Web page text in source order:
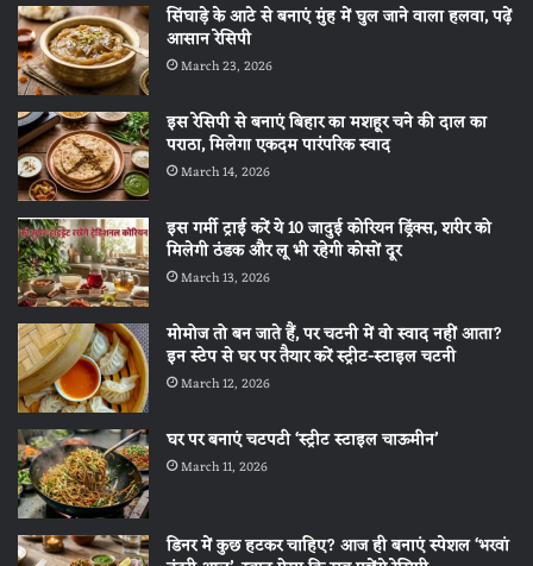
सिंघाड़े के आटे से बनाएं मुंह में घुल जाने वाला हलवा, पढ़ें
आसान रेसिपी
March 23, 2026
इस रेसिपी से बनाएं बिहार का मशहूर चने की दाल का
पराठा, मिलेगा एकदम पारंपरिक स्वाद
March 14, 2026
इस गर्मी ट्राई करें ये 10 जादुई कोरियन ड्रिंक्स, शरीर को
मिलेगी ठंडक और लू भी रहेगी कोसों दूर
March 13, 2026
मोमोज तो बन जाते हैं, पर चटनी में वो स्वाद नहीं आता?
इन स्टेप से घर पर तैयार करें स्ट्रीट-स्टाइल चटनी
March 12, 2026
घर पर बनाएं चटपटी ‘स्ट्रीट स्टाइल चाऊमीन’
March 11, 2026
डिनर में कुछ हटकर चाहिए? आज ही बनाएं स्पेशल ‘भरवां